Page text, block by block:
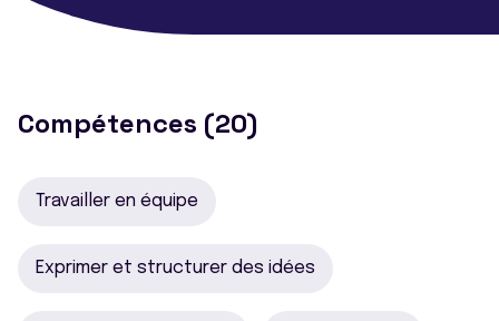
Compétences (20)
Travailler en équipe
Exprimer et structurer des idées